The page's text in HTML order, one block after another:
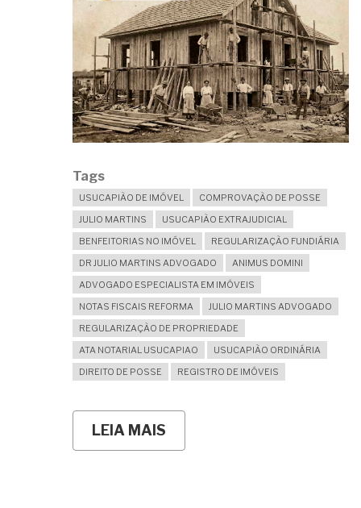
Tags
USUCAPIÃO DE IMÓVEL
COMPROVAÇÃO DE POSSE
JULIO MARTINS
USUCAPIÃO EXTRAJUDICIAL
BENFEITORIAS NO IMÓVEL
REGULARIZAÇÃO FUNDIÁRIA
DR JULIO MARTINS ADVOGADO
ANIMUS DOMINI
ADVOGADO ESPECIALISTA EM IMÓVEIS
NOTAS FISCAIS REFORMA
JULIO MARTINS ADVOGADO
REGULARIZAÇÃO DE PROPRIEDADE
ATA NOTARIAL USUCAPIAO
USUCAPIÃO ORDINÁRIA
DIREITO DE POSSE
REGISTRO DE IMÓVEIS
LEIA MAIS